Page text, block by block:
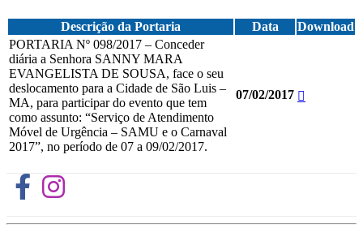
Descrição da Portaria Data
Download
PORTARIA Nº 098/2017 – Conceder
diária a Senhora SANNY MARA
EVANGELISTA DE SOUSA, face o seu
deslocamento para a Cidade de São Luis –
MA, para participar do evento que tem
como assunto: “Serviço de Atendimento
Móvel de Urgência – SAMU e o Carnaval
2017”, no período de 07 a 09/02/2017.
07/02/2017